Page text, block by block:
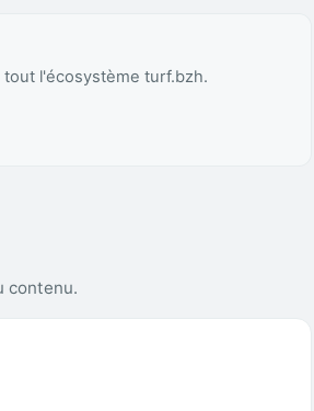
l'écosystème turf.bzh.
contenu.